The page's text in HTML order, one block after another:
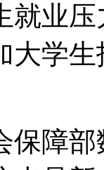
就业
大学
保障